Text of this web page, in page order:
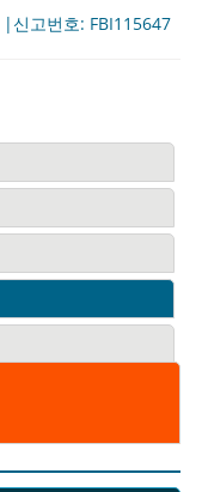
신고번호: FBI115647